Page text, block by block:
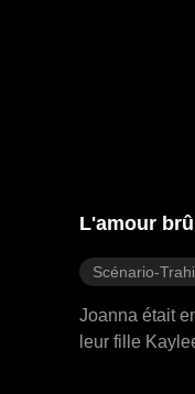
L'amour
Scénario-
Joanna était
leur fille